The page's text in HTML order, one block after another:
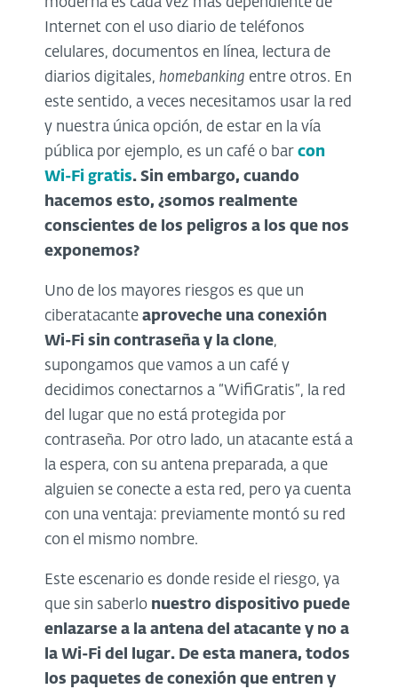
moderna es cada vez más dependiente de
Internet con el uso diario de teléfonos
celulares, documentos en línea, lectura de
diarios digitales, homebanking entre otros. En
este sentido, a veces necesitamos usar la red
y nuestra única opción, de estar en la vía
pública por ejemplo, es un café o bar con
Wi-Fi gratis. Sin embargo, cuando
hacemos esto, ¿somos realmente
conscientes de los peligros a los que nos
exponemos?
Uno de los mayores riesgos es que un
ciberatacante aproveche una conexión
Wi-Fi sin contraseña y la clone,
supongamos que vamos a un café y
decidimos conectarnos a “WifiGratis”, la red
del lugar que no está protegida por
contraseña. Por otro lado, un atacante está a
la espera, con su antena preparada, a que
alguien se conecte a esta red, pero ya cuenta
con una ventaja: previamente montó su red
con el mismo nombre.
Este escenario es donde reside el riesgo, ya
que sin saberlo nuestro dispositivo puede
enlazarse a la antena del atacante y no a
la Wi-Fi del lugar. De esta manera, todos
los paquetes de conexión que entren y